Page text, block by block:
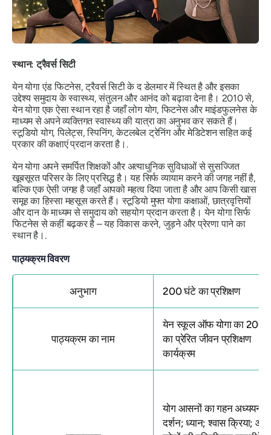
स्थान: ट्रैवर्स सिटी
येन योगा एंड फिटनेस, ट्रैवर्स सिटी के द डेलमार में स्थित है और इसका
उद्देश्य समुदाय के स्वास्थ्य, संतुलन और आनंद को बढ़ावा देना है। 2010 से,
येन योगा एक ऐसा स्थान रहा है जहाँ लोग योग, फिटनेस और माइंडफुलनेस के
माध्यम से अपने व्यक्तिगत स्वास्थ्य की यात्रा का अनुभव कर सकते हैं।
स्टूडियो योग, पिलेट्स, स्पिनिंग, केटलबेल ट्रेनिंग और मेडिटेशन सहित कई
प्रकार की कक्षाएं प्रदान करता है।.
येन योगा अपने समर्पित शिक्षकों और अत्याधुनिक सुविधाओं से सुसज्जित
खूबसूरत परिसर के लिए प्रसिद्ध है। यह सिर्फ व्यायाम करने की जगह नहीं है,
बल्कि एक ऐसी जगह है जहाँ आपको महत्व दिया जाता है और आप किसी खास
समूह का हिस्सा महसूस करते हैं। स्टूडियो मुफ्त योगा कक्षाओं, छात्रवृत्तियों
और दान के माध्यम से समुदाय को सहयोग प्रदान करता है। येन योगा सिर्फ
फिटनेस से कहीं बढ़कर है – यह विकास करने, जुड़ने और प्रेरणा पाने का
स्थान है।.
पाठ्यक्रम विवरण
अनुभाग 200 घंटे का प्रशिक्षण
पाठ्यक्रम का नाम
येन स्कूल ऑफ योगा का 200
का प्रेरित जीवन प्रशिक्षण
कार्यक्रम
योग आसनों का गहन अध्ययन;
दर्शन; ध्यान; श्वास क्रिया;